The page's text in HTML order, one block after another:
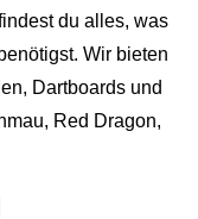
du alles, was
Wir bieten
Dartboards und
Red Dragon,